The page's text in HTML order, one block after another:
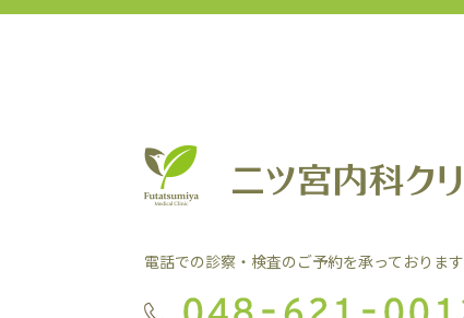
電話での診察・検査のご予約を承っております